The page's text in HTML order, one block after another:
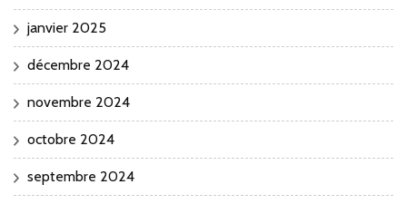
janvier 2025
décembre 2024
novembre 2024
octobre 2024
septembre 2024